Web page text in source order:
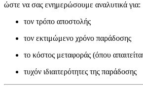
ώστε να σας ενημερώσουμε αναλυτικά για:
τον τρόπο αποστολής
τον εκτιμώμενο χρόνο παράδοσης
το κόστος μεταφοράς (όπου
τυχόν ιδιαιτερότητες της παράδοσης